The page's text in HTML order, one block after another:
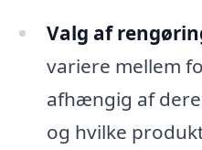
Valg af
variere mellem
afhængig af
og hvilke